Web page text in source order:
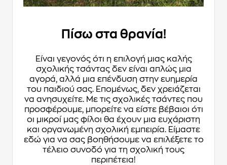
Πίσω στα θρανία!
Είναι γεγονός ότι η επιλογή μιας καλής
σχολικής τσάντας δεν είναι απλώς μια
αγορά, αλλά μια επένδυση στην ευημερία
του παιδιού σας. Επομένως, δεν χρειάζεται
να ανησυχείτε. Με τις σχολικές τσάντες που
προσφέρουμε, μπορείτε να είστε βέβαιοι ότι
οι μικροί μας φίλοι θα έχουν μια ευχάριστη
και οργανωμένη σχολική εμπειρία. Είμαστε
εδώ για να σας βοηθήσουμε να επιλέξετε το
τέλειο συνοδό για τη σχολική τους
περιπέτεια!